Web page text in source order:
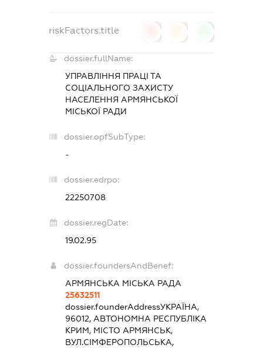
riskFactors.title
dossier.fullName:
УПРАВЛІННЯ ПРАЦІ ТА
СОЦІАЛЬНОГО ЗАХИСТУ
НАСЕЛЕННЯ АРМЯНСЬКОЇ
МІСЬКОЇ РАДИ
dossier.opfSubType:
-
dossier.edrpo:
22250708
dossier.regDate:
19.02.95
dossier.foundersAndBenef:
АРМЯНСЬКА МІСЬКА РАДА
25632511
dossier.founderAddressУКРАЇНА,
96012, АВТОНОМНА РЕСПУБЛІКА
КРИМ, МІСТО АРМЯНСЬК,
ВУЛ.СІМФЕРОПОЛЬСЬКА,